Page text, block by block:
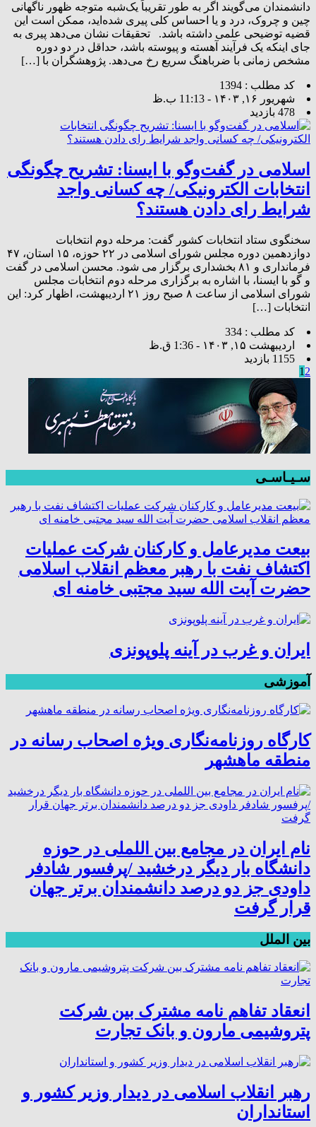
دانشمندان می‌گویند اگر به طور تقریباً یک‌شبه متوجه ظهور ناگهانی
چین و چروک، درد و یا احساس کلی پیری شده‌اید، ممکن است این
قضیه توضیحی علمی داشته باشد. تحقیقات نشان می‌دهد پیری به
جای اینکه یک فرآیند آهسته و پیوسته باشد، حداقل در دو دوره
مشخص زمانی با ضرباهنگ سریع رخ می‌دهد. پژوهشگران با […]
کد مطلب : 1394
شهریور ۱۶, ۱۴۰۳ - 11:13 ب.ظ
478 بازدید
اسلامی در گفت‌وگو با ایسنا: تشریح چگونگی
انتخابات الکترونیکی/ چه کسانی واجد
شرایط رای دادن هستند؟
سخنگوی ستاد انتخابات کشور گفت: مرحله دوم انتخابات
دوازدهمین دوره مجلس شورای اسلامی در ۲۲ حوزه، ۱۵ استان، ۴۷
فرمانداری و ۸۱ بخشداری برگزار می شود. محسن اسلامی در گفت
و گو با ایسنا، با اشاره به برگزاری مرحله دوم انتخابات مجلس
شورای اسلامی از ساعت ۸ صبح روز ۲۱ اردیبهشت، اظهار کرد: این
انتخابات […]
کد مطلب : 334
اردیبهشت ۱۵, ۱۴۰۳ - 1:36 ق.ظ
1155 بازدید
1 2
سـیـاسـی
بیعت مدیرعامل و کارکنان شرکت عملیات
اکتشاف نفت با رهبر معظم انقلاب اسلامی
حضرت آیت الله سید مجتبی خامنه ای
ایران و غرب در آینه پلوپونزی
آموزشی
کارگاه روزنامه‌نگاری ویژه اصحاب رسانه در
منطقه ماهشهر
نام ایران در مجامع بین اللملی در حوزه
دانشگاه بار دیگر درخشید /پرفسور شادفر
داودی جز دو درصد دانشمندان برتر جهان
قرار گرفت
بین الملل
انعقاد تفاهم نامه مشترک بین شرکت
پتروشیمی مارون و بانک تجارت
رهبر انقلاب اسلامی در دیدار وزیر کشور و
استانداران